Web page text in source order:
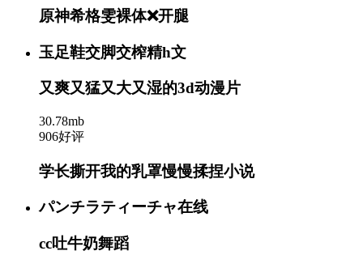
原神希格雯裸体❌开腿
玉足鞋交脚交榨精h文
又爽又猛又大又湿的3d动漫片
30.78mb
906好评
学长撕开我的乳罩慢慢揉捏小说
パンチラティーチャ在线
cc吐牛奶舞蹈